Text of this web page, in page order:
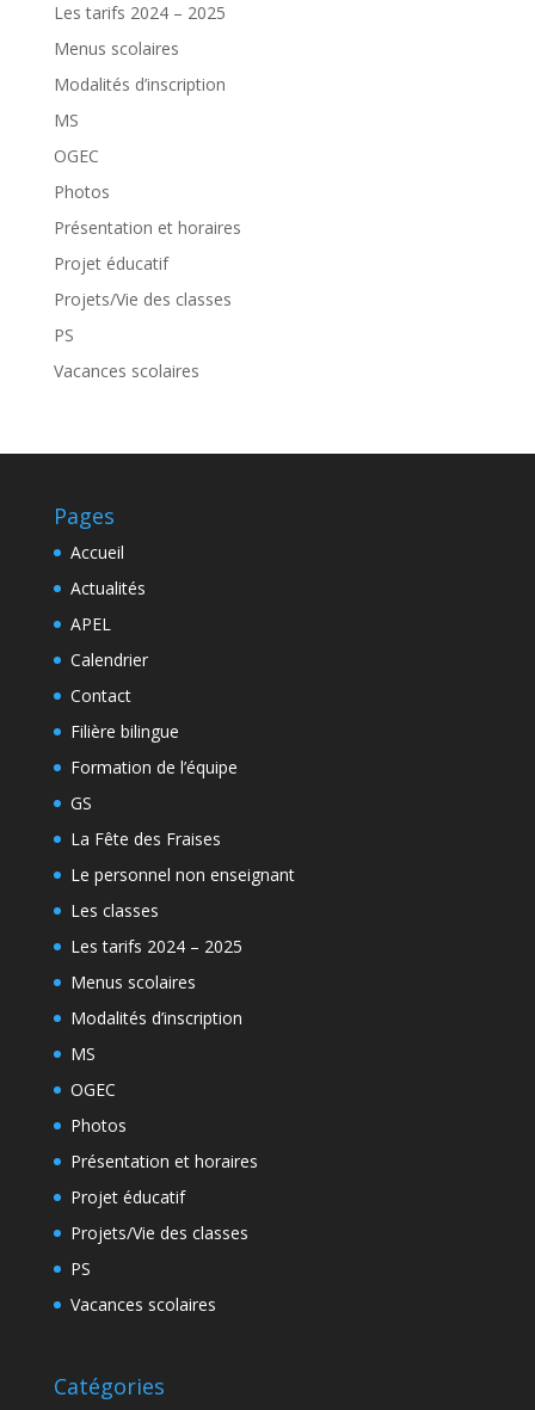
Les tarifs 2024 – 2025
Menus scolaires
Modalités d’inscription
MS
OGEC
Photos
Présentation et horaires
Projet éducatif
Projets/Vie des classes
PS
Vacances scolaires
Pages
Accueil
Actualités
APEL
Calendrier
Contact
Filière bilingue
Formation de l’équipe
GS
La Fête des Fraises
Le personnel non enseignant
Les classes
Les tarifs 2024 – 2025
Menus scolaires
Modalités d’inscription
MS
OGEC
Photos
Présentation et horaires
Projet éducatif
Projets/Vie des classes
PS
Vacances scolaires
Catégories